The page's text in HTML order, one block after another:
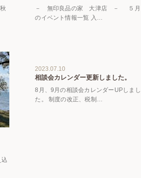
－ 無印良品の家 大津店 － ５月
のイベント情報一覧 入…
2023.07.10
相談会カレンダー更新しました。
8月、9月の相談会カレンダーUPしまし
た。 制度の改正、税制…